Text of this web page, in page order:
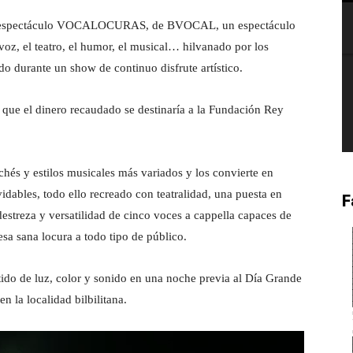
VOCALOCURAS, de BVOCAL, un espectáculo
el teatro, el humor, el musical… hilvanado por los
durante un show de continuo disfrute artístico.
el dinero recaudado se destinaría a la Fundación Rey
y estilos musicales más variados y los convierte en
todo ello recreado con teatralidad, una puesta en
y versatilidad de cinco voces a cappella capaces de
sana locura a todo tipo de público.
de luz, color y sonido en una noche previa al Día Grande
la localidad bilbilitana.